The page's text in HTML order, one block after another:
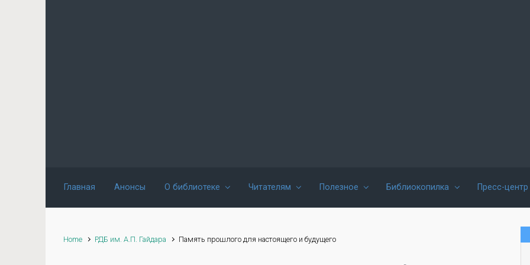
Главная Анонсы О библиотеке Читателям Полезное Библиокопилка Пресс-центр
Home РДБ им. А.П. Гайдара Память прошлого для настоящего и будущего